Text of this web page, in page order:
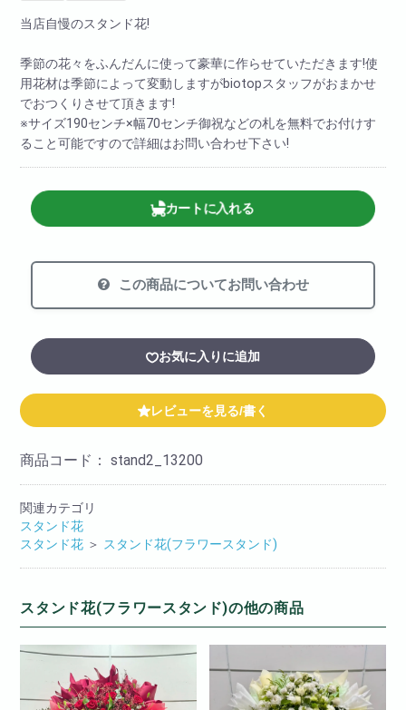
当店自慢のスタンド花!
季節の花々をふんだんに使って豪華に作らせていただきます!使
用花材は季節によって変動しますがbiotopスタッフがおまかせ
でおつくりさせて頂きます!
※サイズ190センチ×幅70センチ御祝などの札を無料でお付けす
ること可能ですので詳細はお問い合わせ下さい!
カートに入れる
この商品についてお問い合わせ
お気に入りに追加
レビューを見る/書く
商品コード：stand2_13200
関連カテゴリ
スタンド花
スタンド花 ＞ スタンド花(フラワースタンド)
スタンド花(フラワースタンド)の他の商品